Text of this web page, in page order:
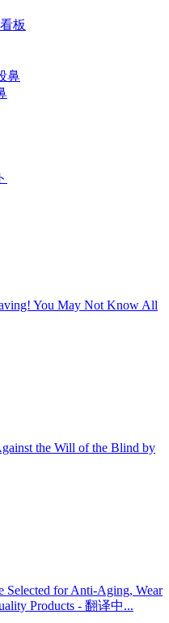
板
鼻
You May Not Know All
the Will of the Blind by
Selected for Anti-Aging, Wear
Products - 翻译中...